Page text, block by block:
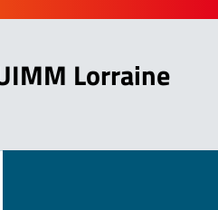
Lorraine